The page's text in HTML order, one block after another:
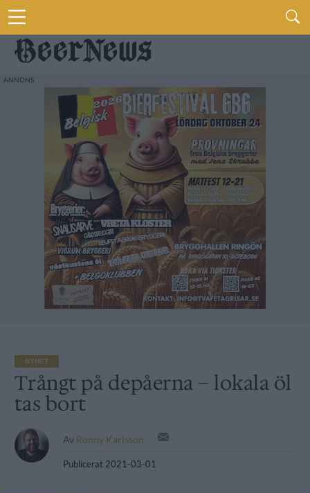
NYHET
Trångt på depåerna – lokala öl
tas bort
Av Ronny Karlsson
Publicerat 2021-03-01